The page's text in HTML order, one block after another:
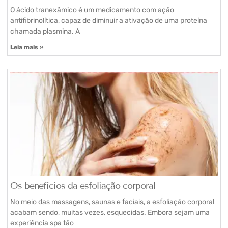
O ácido tranexâmico é um medicamento com ação
antifibrinolítica, capaz de diminuir a ativação de uma proteína
chamada plasmina. A
Leia mais »
Os benefícios da esfoliação corporal
No meio das massagens, saunas e faciais, a esfoliação corporal
acabam sendo, muitas vezes, esquecidas. Embora sejam uma
experiência spa tão